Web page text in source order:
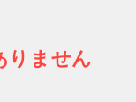
りません